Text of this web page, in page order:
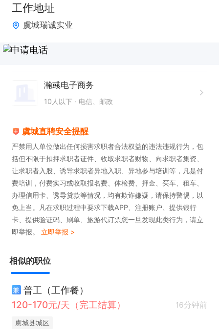
工作地址
虞城瑞诚实业
瀚彧电子商务
10人以下 电信、邮政
虞城直聘安全提醒
严禁用人单位做出任何损害求职者合法权益的违法违规行为，包
括但不限于扣押求职者证件、收取求职者财物、向求职者集资、
让求职者入股、诱导求职者异地入职、异地参与培训等，凡是付
费培训，付费实习或收取报名费、体检费、押金、买车、租车、
办理信用卡、诱导贷款等情况，均有欺诈嫌疑，请保持警惕，以
免上当。凡在求职过程中要求下载APP、注册账户、提供银行
卡、提供验证码、刷单、旅游代订票您一旦发现此类行为，请立
即举报。 立即举报 >
相似的职位
兼 普工（工作餐）
120-170元/天（完工结算）
16分钟前
虞城县城区